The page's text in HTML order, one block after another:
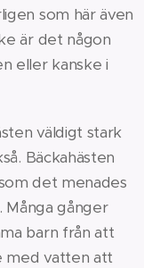
som här även
är det någon
eller kanske i
väldigt stark
Bäckahästen
det menades
Många gånger
barn från att
med vatten att